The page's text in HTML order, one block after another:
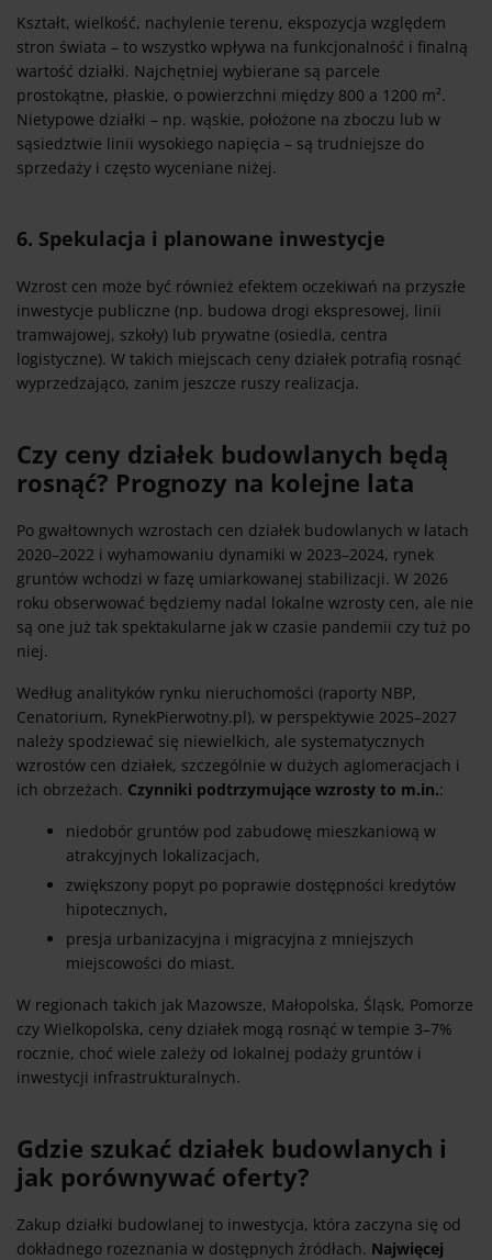
Kształt, wielkość, nachylenie terenu, ekspozycja względem
stron świata – to wszystko wpływa na funkcjonalność i finalną
wartość działki. Najchętniej wybierane są parcele
prostokątne, płaskie, o powierzchni między 800 a 1200 m².
Nietypowe działki – np. wąskie, położone na zboczu lub w
sąsiedztwie linii wysokiego napięcia – są trudniejsze do
sprzedaży i często wyceniane niżej.
6. Spekulacja i planowane inwestycje
Wzrost cen może być również efektem oczekiwań na przyszłe
inwestycje publiczne (np. budowa drogi ekspresowej, linii
tramwajowej, szkoły) lub prywatne (osiedla, centra
logistyczne). W takich miejscach ceny działek potrafią rosnąć
wyprzedzająco, zanim jeszcze ruszy realizacja.
Czy ceny działek budowlanych będą
rosnąć? Prognozy na kolejne lata
Po gwałtownych wzrostach cen działek budowlanych w latach
2020–2022 i wyhamowaniu dynamiki w 2023–2024, rynek
gruntów wchodzi w fazę umiarkowanej stabilizacji. W 2026
roku obserwować będziemy nadal lokalne wzrosty cen, ale nie
są one już tak spektakularne jak w czasie pandemii czy tuż po
niej.
Według analityków rynku nieruchomości (raporty NBP,
Cenatorium, RynekPierwotny.pl), w perspektywie 2025–2027
należy spodziewać się niewielkich, ale systematycznych
wzrostów cen działek, szczególnie w dużych aglomeracjach i
ich obrzeżach. Czynniki podtrzymujące wzrosty to m.in.:
niedobór gruntów pod zabudowę mieszkaniową w
atrakcyjnych lokalizacjach,
zwiększony popyt po poprawie dostępności kredytów
hipotecznych,
presja urbanizacyjna i migracyjna z mniejszych
miejscowości do miast.
W regionach takich jak Mazowsze, Małopolska, Śląsk, Pomorze
czy Wielkopolska, ceny działek mogą rosnąć w tempie 3–7%
rocznie, choć wiele zależy od lokalnej podaży gruntów i
inwestycji infrastrukturalnych.
Gdzie szukać działek budowlanych i
jak porównywać oferty?
Zakup działki budowlanej to inwestycja, która zaczyna się od
dokładnego rozeznania w dostępnych źródłach. Najwięcej